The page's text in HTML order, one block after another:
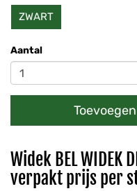
ZWART
Aantal
Widek BEL WIDEK
verpakt prijs per